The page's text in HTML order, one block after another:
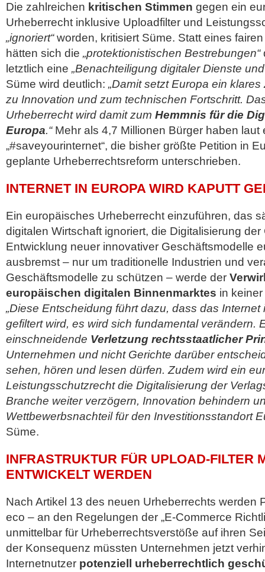
Die zahlreichen kritischen Stimmen gegen ein
Urheberrecht inklusive Uploadfilter und
„ignoriert“worden, kritisiert Süme. Statt eines
hätten sich die „protektionistischen Bestrebungen“
letztlich eine „Benachteiligung digitaler Dienste
Süme wird deutlich: „Damit setzt Europa ein
zu Innovation und zum technischen Fortschritt.
Urheberrecht wird damit zum Hemmnis für die
Europa.“ Mehr als 4,7 Millionen Bürger haben laut
„#saveyourinternet“, die bisher größte Petition in
geplante Urheberrechtsreform unterschrieben.
INTERNET IN EUROPA WIRD KAPUTT
Ein europäisches Urheberrecht einzuführen, das
digitalen Wirtschaft ignoriert, die Digitalisierung
Entwicklung neuer innovativer Geschäftsmodelle
ausbremst – nur um traditionelle Industrien und
Geschäftsmodelle zu schützen – werde der
europäischen digitalen Binnenmarktes in
„Diese Entscheidung führt dazu, dass das Internet
gefiltert wird, es wird sich fundamental verändern.
einschneidende Verletzung rechtsstaatlicher
Unternehmen und nicht Gerichte darüber
sehen, hören und lesen dürfen. Zudem wird ein
Leistungsschutzrecht die Digitalisierung der
Branche weiter verzögern, Innovation behindern
Wettbewerbsnachteil für den Investitionsstandort
Süme.
INFRASTRUKTUR FÜR UPLOAD-FILTER
ENTWICKELT WERDEN
Nach Artikel 13 des neuen Urheberrechts werden
eco – an den Regelungen der „E-Commerce
unmittelbar für Urheberrechtsverstöße auf ihren
der Konsequenz müssten Unternehmen jetzt
Internetnutzer potenziell urheberrechtlich